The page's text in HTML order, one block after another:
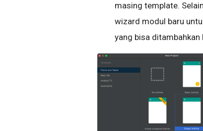
masing template.
wizard modul baru
yang bisa ditambahkan